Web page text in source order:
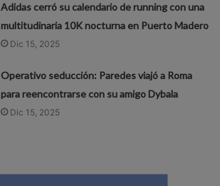
Adidas cerró su calendario de running con una
multitudinaria 10K nocturna en Puerto Madero
Dic 15, 2025
Operativo seducción: Paredes viajó a Roma
para reencontrarse con su amigo Dybala
Dic 15, 2025